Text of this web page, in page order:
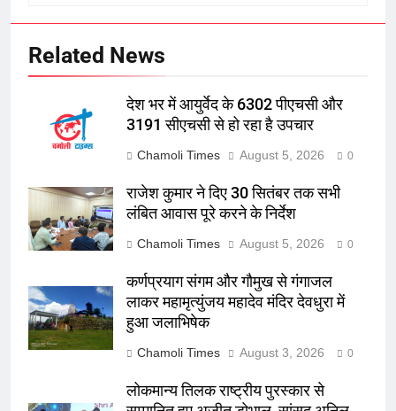
Related News
देश भर में आयुर्वेद के 6302 पीएचसी और
3191 सीएचसी से हो रहा है उपचार
Chamoli Times August 5, 2026 0
राजेश कुमार ने दिए 30 सितंबर तक सभी
लंबित आवास पूरे करने के निर्देश
Chamoli Times August 5, 2026 0
कर्णप्रयाग संगम और गौमुख से गंगाजल
लाकर महामृत्युंजय महादेव मंदिर देवधुरा में
हुआ जलाभिषेक
Chamoli Times August 3, 2026 0
लोकमान्य तिलक राष्ट्रीय पुरस्कार से